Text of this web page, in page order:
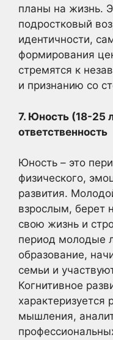
планы на жизнь.
подростковый
идентичности,
формирования
стремятся к
и признанию со
7. Юность (18-25
ответственность
Юность – это
физического,
развития.
взрослым, берет
свою жизнь и
период молодые
образование,
семьи и
Когнитивное
характеризуется
мышления,